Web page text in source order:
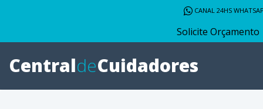
CANAL 24HS
Solicite
CentraldeCuidadores